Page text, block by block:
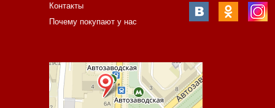
Контакты
Почему покупают у нас